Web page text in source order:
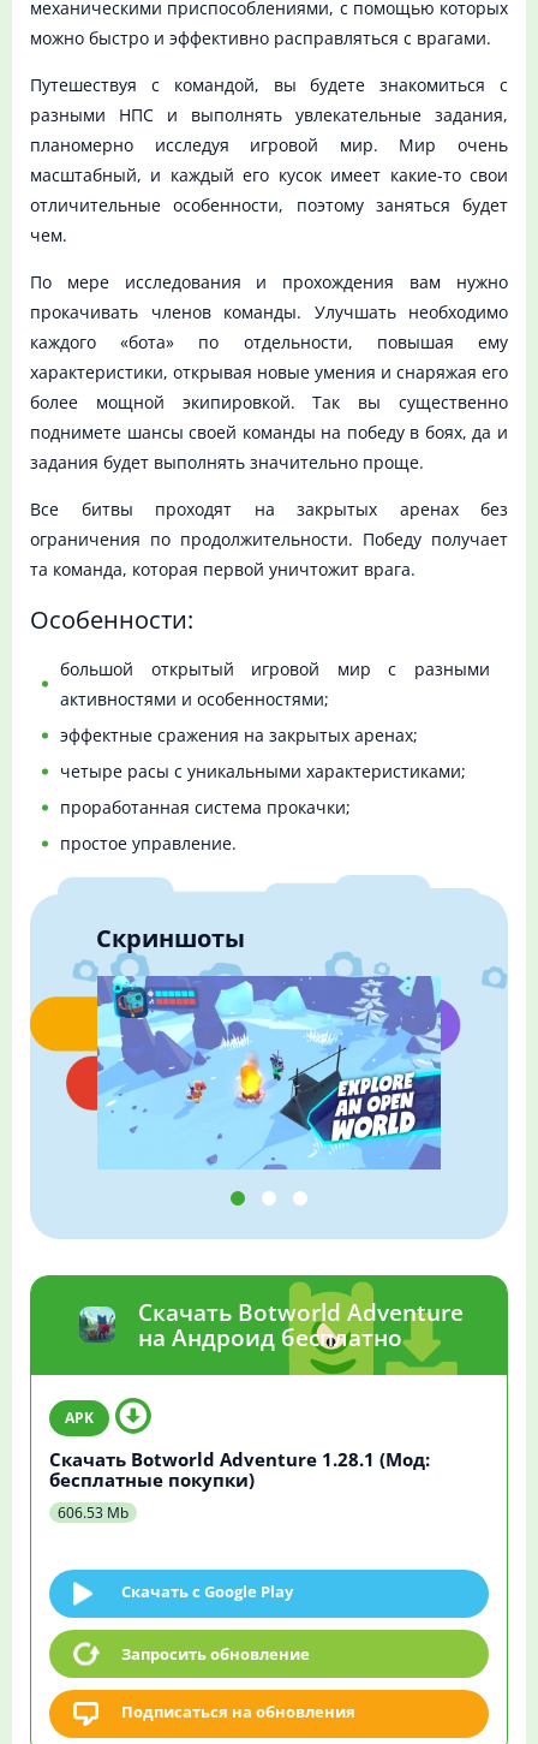
механическими приспособлениями, с помощью которых
можно быстро и эффективно расправляться с врагами.
Путешествуя с командой, вы будете знакомиться с
разными НПС и выполнять увлекательные задания,
планомерно исследуя игровой мир. Мир очень
масштабный, и каждый его кусок имеет какие-то свои
отличительные особенности, поэтому заняться будет
чем.
По мере исследования и прохождения вам нужно
прокачивать членов команды. Улучшать необходимо
каждого «бота» по отдельности, повышая ему
характеристики, открывая новые умения и снаряжая его
более мощной экипировкой. Так вы существенно
поднимете шансы своей команды на победу в боях, да и
задания будет выполнять значительно проще.
Все битвы проходят на закрытых аренах без
ограничения по продолжительности. Победу получает
та команда, которая первой уничтожит врага.
Особенности:
большой открытый игровой мир с разными
активностями и особенностями;
эффектные сражения на закрытых аренах;
четыре расы с уникальными характеристиками;
проработанная система прокачки;
простое управление.
Скриншоты
Скачать Botworld Adventure
на Андроид бесплатно
Скачать Botworld Adventure 1.28.1 (Мод:
бесплатные покупки)
606.53 Mb
Скачать c Google Play
Запросить обновление
Подписаться на обновления